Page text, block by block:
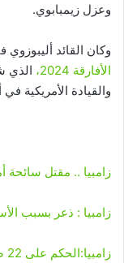
وعزل زيمبابوي.
وكان القائد
الأفارقة 2024،
الذي
والقيادة الأمريكية في
زامبيا .. مقتل سائحة
زامبيا : ذعر بسبب
زامبيا:الحكم على 22 صينيًا بالسجن لارتكابهم جرائم إلكترونية